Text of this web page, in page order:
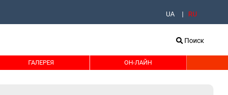
UA RU
Поиск
ГАЛЕРЕЯ ОН-ЛАЙН